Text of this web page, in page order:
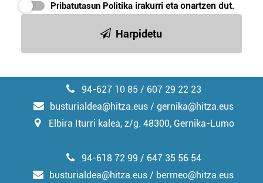
Pribatutasun Politika irakurri eta onartzen dut.
Harpidetu
94-627 10 85 / 607 29 22 23
busturialdea@hitza.eus / gernika@hitza.eus
Elbira Iturri kalea, z/g. 48300, Gernika-Lumo
94-618 72 99 / 647 35 56 54
busturialdea@hitza.eus / bermeo@hitza.eus